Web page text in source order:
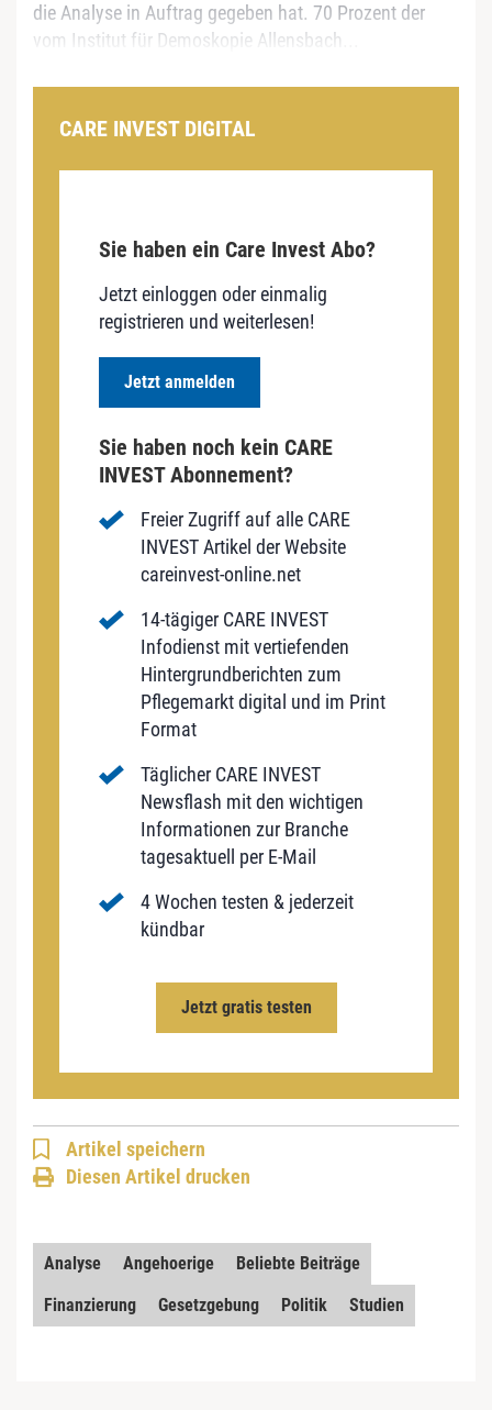
die Analyse in Auftrag gegeben hat. 70 Prozent der
vom Institut für Demoskopie Allensbach...
CARE INVEST DIGITAL
Sie haben ein Care Invest Abo?
Jetzt einloggen oder einmalig
registrieren und weiterlesen!
Jetzt anmelden
Sie haben noch kein CARE
INVEST Abonnement?
Freier Zugriff auf alle CARE
INVEST Artikel der Website
careinvest-online.net
14-tägiger CARE INVEST
Infodienst mit vertiefenden
Hintergrundberichten zum
Pflegemarkt digital und im Print
Format
Täglicher CARE INVEST
Newsflash mit den wichtigen
Informationen zur Branche
tagesaktuell per E-Mail
4 Wochen testen & jederzeit
kündbar
Jetzt gratis testen
Artikel speichern
Diesen Artikel drucken
Analyse Angehoerige
Beliebte Beiträge
Finanzierung
Gesetzgebung Politik Studien